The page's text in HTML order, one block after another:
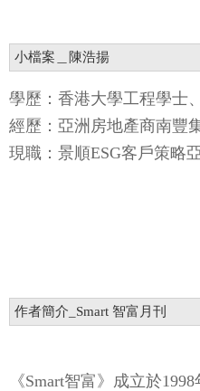
小檔案＿陳浩揚
學歷：香港大學工程學士
經歷：亞洲房地產商南豐
現職：景順ESG客戶策略
作者簡介_Smart 智富月刊
《Smart智富》成立於